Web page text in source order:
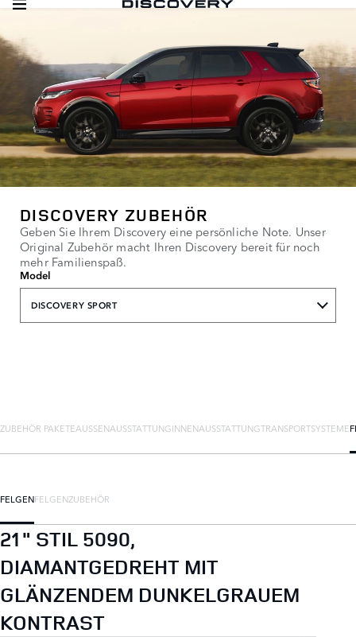
DISCOVERY ZUBEHÖR
Geben Sie Ihrem Discovery eine persönliche Note. Unser
Original Zubehör macht Ihren Discovery bereit für noch
mehr Familienspaß.
Model
DISCOVERY SPORT
ZUBEHÖR PAKETEAUSSENAUSSTATTUNGINNENAUSSTATTUNGTRANSPORTSYSTEME
FELGENFELGENZUBEHÖR
21" STIL 5090,
DIAMANTGEDREHT MIT
GLÄNZENDEM DUNKELGRAUEM
KONTRAST